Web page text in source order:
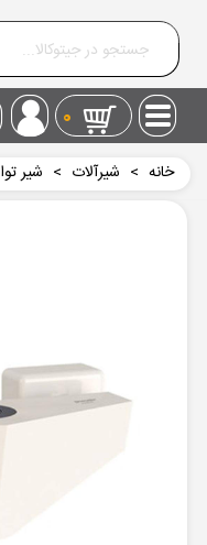
0
خانه > شیرآلات > شیر